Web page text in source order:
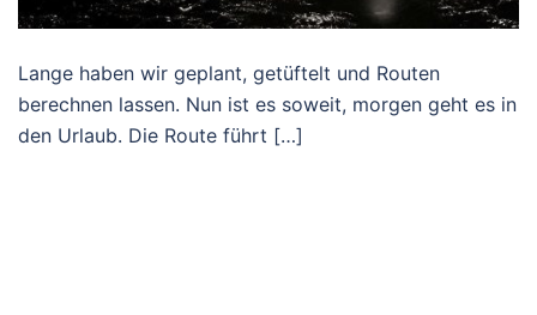
Lange haben wir geplant, getüftelt und Routen
berechnen lassen. Nun ist es soweit, morgen geht es in
den Urlaub. Die Route führt […]